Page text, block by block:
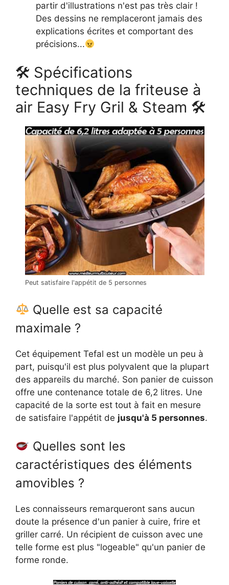
partir d'illustrations n'est pas très clair !
Des dessins ne remplaceront jamais des
explications écrites et comportant des
précisions...
🛠 Spécifications
techniques de la friteuse à
air Easy Fry Gril & Steam 🛠
Peut satisfaire l'appétit de 5 personnes
Quelle est sa capacité
maximale ?
Cet équipement Tefal est un modèle un peu à
part, puisqu'il est plus polyvalent que la plupart
des appareils du marché. Son panier de cuisson
offre une contenance totale de 6,2 litres. Une
capacité de la sorte est tout à fait en mesure
de satisfaire l'appétit de jusqu'à 5 personnes.
Quelles sont les
caractéristiques des éléments
amovibles ?
Les connaisseurs remarqueront sans aucun
doute la présence d'un panier à cuire, frire et
griller carré. Un récipient de cuisson avec une
telle forme est plus "logeable" qu'un panier de
forme ronde.